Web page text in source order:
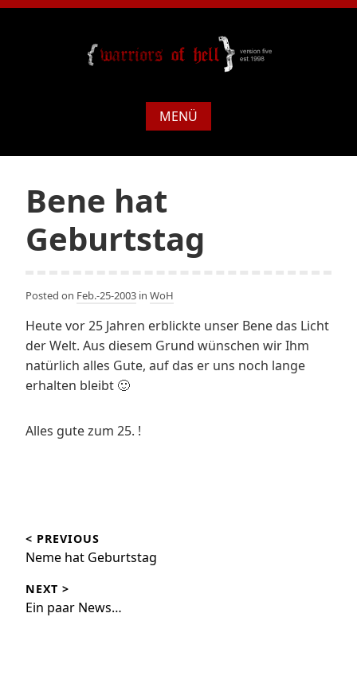
MENÜ
Bene hat
Geburtstag
Posted on Feb.-25-2003 in WoH
Heute vor 25 Jahren erblickte unser Bene das Licht
der Welt. Aus diesem Grund wünschen wir Ihm
natürlich alles Gute, auf das er uns noch lange
erhalten bleibt 🙂
Alles gute zum 25. !
< PREVIOUS
Neme hat Geburtstag
NEXT >
Ein paar News…